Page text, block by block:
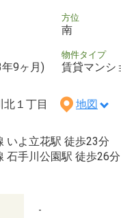
方位
南
9ヶ月)
物件タイプ
賃貸マンシ
北１丁目 地図
いよ立花駅 徒歩23分
石手川公園駅 徒歩26分
-